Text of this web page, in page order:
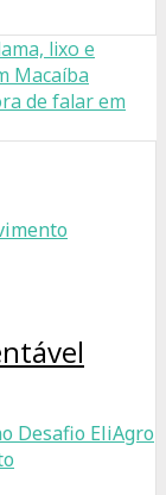
lixo e
Macaíba
de falar em